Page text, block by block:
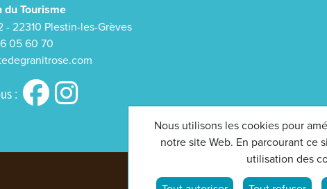
Nous utilisons les cookies pour
notre site Web. En parcourant ce
utilisation des
du Tourisme
- 22310 Plestin-les-Grèves
05 60 70
: